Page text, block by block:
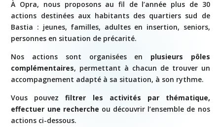
À Opra, nous proposons au fil de l’année plus de 30
actions destinées aux habitants des quartiers sud de
Bastia : jeunes, familles, adultes en insertion, seniors,
personnes en situation de précarité.
Nos actions sont organisées en plusieurs pôles
complémentaires, permettant à chacun de trouver un
accompagnement adapté à sa situation, à son rythme.
Vous pouvezfiltrer les activités par thématique,
effectuer une recherche ou découvrir l’ensemble de nos
actions ci-dessous.